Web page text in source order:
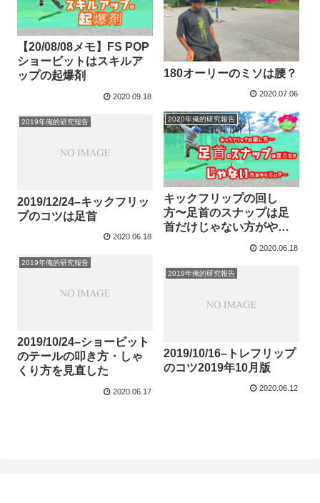
【20/08/08メモ】FS POP
ショービットはスキルア
ップの起爆剤
2020.09.18
180オーリーのミソは腰？
2020.07.06
2020年俺的研究報告
キックフリップの回し
方〜足首のスナップは足
首だけじゃない方がやり
2020.06.18
2019年俺的研究報告
2019/12/24–キックフリッ
プのコツは足首
2020.06.18
2019年俺的研究報告
2019/10/24–ショービット
のテールの叩き方・しゃ
くり方を見直した
2020.06.17
2019年俺的研究報告
2019/10/16–トレフリップ
のコツ2019年10月版
2020.06.12